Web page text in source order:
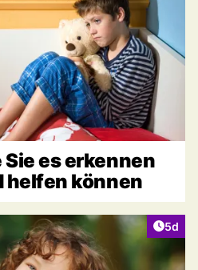
es erkennen
helfen können
5d